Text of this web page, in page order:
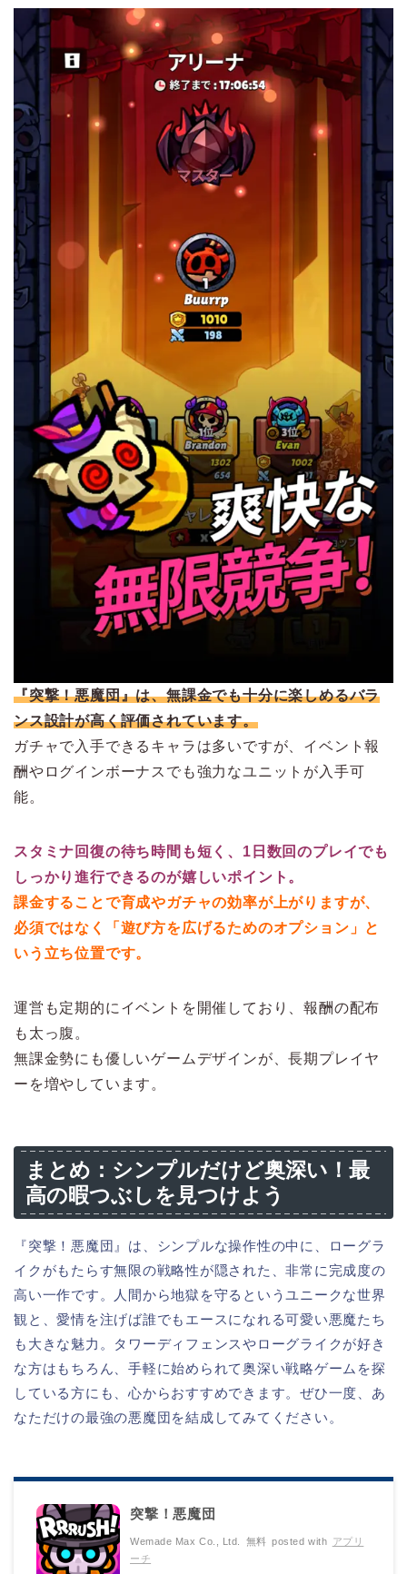
『突撃！悪魔団』は、無課金でも十分に楽しめるバラ
ンス設計が高く評価されています。
ガチャで入手できるキャラは多いですが、イベント報
酬やログインボーナスでも強力なユニットが入手可
能。
スタミナ回復の待ち時間も短く、1日数回のプレイでも
しっかり進行できるのが嬉しいポイント。
課金することで育成やガチャの効率が上がりますが、
必須ではなく「遊び方を広げるためのオプション」と
いう立ち位置です。
運営も定期的にイベントを開催しており、報酬の配布
も太っ腹。
無課金勢にも優しいゲームデザインが、長期プレイヤ
ーを増やしています。
まとめ：シンプルだけど奥深い！最
高の暇つぶしを見つけよう
『突撃！悪魔団』は、シンプルな操作性の中に、ローグラ
イクがもたらす無限の戦略性が隠された、非常に完成度の
高い一作です。人間から地獄を守るというユニークな世界
観と、愛情を注げば誰でもエースになれる可愛い悪魔たち
も大きな魅力。タワーディフェンスやローグライクが好き
な方はもちろん、手軽に始められて奥深い戦略ゲームを探
している方にも、心からおすすめできます。ぜひ一度、あ
なただけの最強の悪魔団を結成してみてください。
突撃！悪魔団
Wemade Max Co., Ltd. 無料 posted with アプリ
ーチ